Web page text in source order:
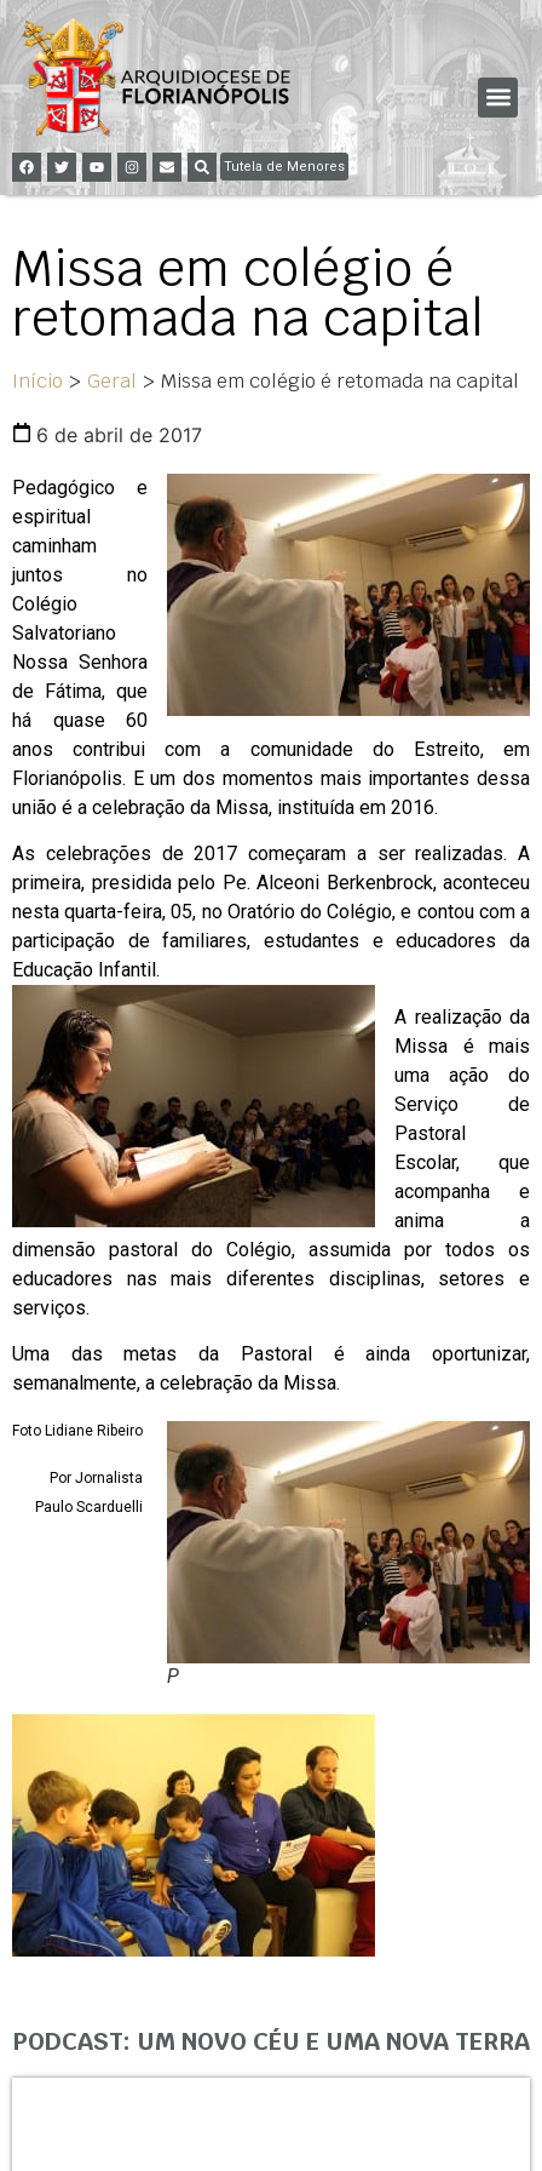
Tutela de Menores
Missa em colégio é
retomada na capital
Início > Geral > Missa em colégio é retomada na capital
6 de abril de 2017
Pedagógico e
espiritual
caminham
juntos no
Colégio
Salvatoriano
Nossa Senhora
de Fátima, que
há quase 60
anos contribui com a comunidade do Estreito, em
Florianópolis. E um dos momentos mais importantes dessa
união é a celebração da Missa, instituída em 2016.
As celebrações de 2017 começaram a ser realizadas. A
primeira, presidida pelo Pe. Alceoni Berkenbrock, aconteceu
nesta quarta-feira, 05, no Oratório do Colégio, e contou com a
participação de familiares, estudantes e educadores da
Educação Infantil.
A realização da
Missa é mais
uma ação do
Serviço de
Pastoral
Escolar, que
acompanha e
anima a
dimensão pastoral do Colégio, assumida por todos os
educadores nas mais diferentes disciplinas, setores e
serviços.
Uma das metas da Pastoral é ainda oportunizar,
semanalmente, a celebração da Missa.
P
Foto Lidiane Ribeiro
Por Jornalista
Paulo Scarduelli
PODCAST: UM NOVO CÉU E UMA NOVA TERRA